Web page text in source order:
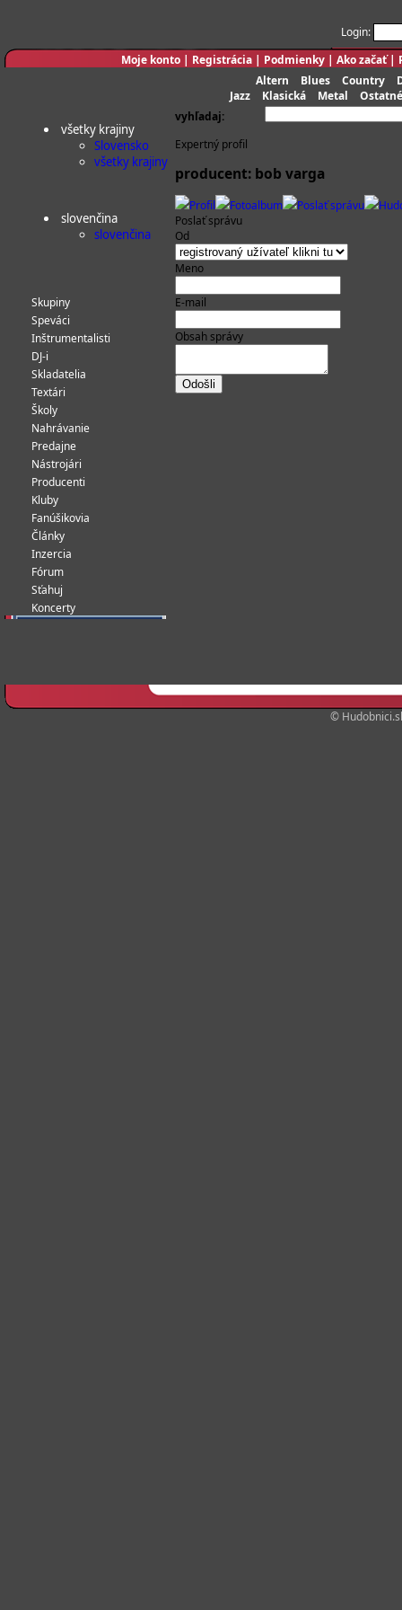
Login:
Moje konto | Registrácia | Podmienky | Ako začať|
Altern
Blues Country
Jazz
Klasická Metal
Ostatné
vyhľadaj:
všetky krajiny
Slovensko
všetky krajiny
slovenčina
slovenčina
Skupiny
Speváci
Inštrumentalisti
DJ-i
Skladatelia
Textári
Školy
Nahrávanie
Predajne
Nástrojári
Producenti
Kluby
Fanúšikovia
Články
Inzercia
Fórum
Sťahuj
Koncerty
Expertný profil
producent: bob varga
Profil Fotoalbum Poslať správu
Poslať správu
Od
Meno
E-mail
Obsah správy
©